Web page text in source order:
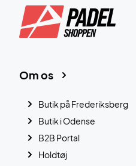
Om os
Butik på Frederiksberg
Butik i Odense
B2B Portal
Holdtøj